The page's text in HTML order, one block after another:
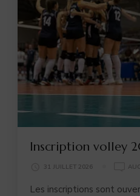
Inscription volley
31 JUILLET 2026
Les inscriptions sont